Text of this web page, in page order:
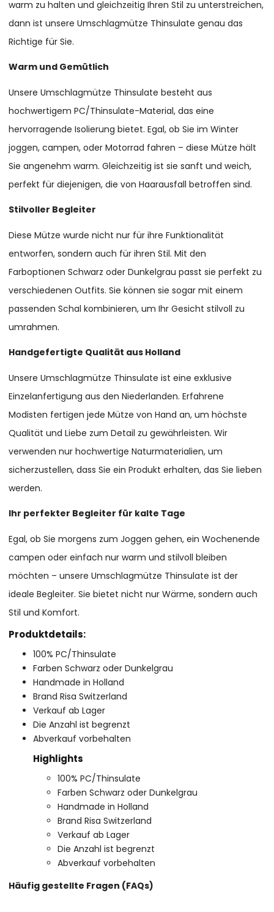
warm zu halten und gleichzeitig Ihren Stil zu unterstreichen,
dann ist unsere Umschlagmütze Thinsulate genau das
Richtige für Sie.
Warm und Gemütlich
Unsere Umschlagmütze Thinsulate besteht aus
hochwertigem PC/Thinsulate-Material, das eine
hervorragende Isolierung bietet. Egal, ob Sie im Winter
joggen, campen, oder Motorrad fahren – diese Mütze hält
Sie angenehm warm. Gleichzeitig ist sie sanft und weich,
perfekt für diejenigen, die von Haarausfall betroffen sind.
Stilvoller Begleiter
Diese Mütze wurde nicht nur für ihre Funktionalität
entworfen, sondern auch für ihren Stil. Mit den
Farboptionen Schwarz oder Dunkelgrau passt sie perfekt zu
verschiedenen Outfits. Sie können sie sogar mit einem
passenden Schal kombinieren, um Ihr Gesicht stilvoll zu
umrahmen.
Handgefertigte Qualität aus Holland
Unsere Umschlagmütze Thinsulate ist eine exklusive
Einzelanfertigung aus den Niederlanden. Erfahrene
Modisten fertigen jede Mütze von Hand an, um höchste
Qualität und Liebe zum Detail zu gewährleisten. Wir
verwenden nur hochwertige Naturmaterialien, um
sicherzustellen, dass Sie ein Produkt erhalten, das Sie lieben
werden.
Ihr perfekter Begleiter für kalte Tage
Egal, ob Sie morgens zum Joggen gehen, ein Wochenende
campen oder einfach nur warm und stilvoll bleiben
möchten – unsere Umschlagmütze Thinsulate ist der
ideale Begleiter. Sie bietet nicht nur Wärme, sondern auch
Stil und Komfort.
Produktdetails:
100% PC/Thinsulate
Farben Schwarz oder Dunkelgrau
Handmade in Holland
Brand Risa Switzerland
Verkauf ab Lager
Die Anzahl ist begrenzt
Abverkauf vorbehalten
Highlights
100% PC/Thinsulate
Farben Schwarz oder Dunkelgrau
Handmade in Holland
Brand Risa Switzerland
Verkauf ab Lager
Die Anzahl ist begrenzt
Abverkauf vorbehalten
Häufig gestellte Fragen (FAQs)